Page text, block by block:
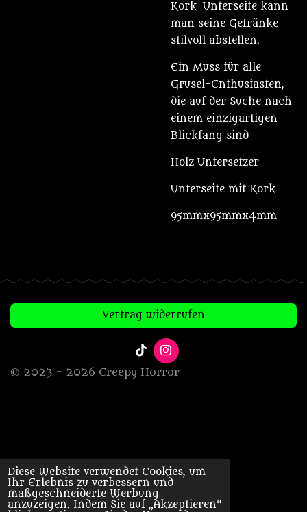
Diese Website verwendet Cookies, um
Ihr Erlebnis zu verbessern und
maßgeschneiderte Werbung
anzuzeigen. Indem Sie auf „Akzeptieren“
Kork-Unterseite kann
man seine Getränke
stilvoll abstellen.
Ein Muss für alle
Grusel-Enthusiasten,
die auf der Suche nach
einem einzigartigen
Blickfang sind
Holz Untersetzer
Unterseite mit Kork
95mmx95mmx4mm
Vertrag widerrufen
T
i
k
I
n
s
© 2023 - 2026 Creepy Horror